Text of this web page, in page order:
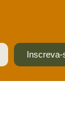
Inscreva-